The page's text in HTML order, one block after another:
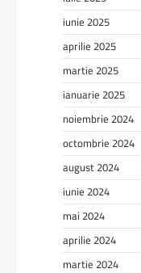
iunie 2025
aprilie 2025
martie 2025
ianuarie 2025
noiembrie 2024
octombrie 2024
august 2024
iunie 2024
mai 2024
aprilie 2024
martie 2024